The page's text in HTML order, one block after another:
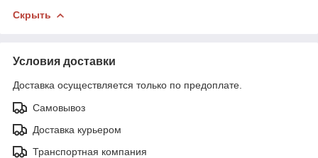
Скрыть
Условия доставки
Доставка осуществляется только по предоплате.
Самовывоз
Доставка курьером
Транспортная компания